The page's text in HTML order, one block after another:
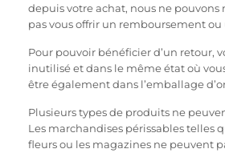
depuis votre achat, nous ne
pas vous offrir un remboursement ou
Pour pouvoir bénéficier d’un retour,
inutilisé et dans le même état où
être également dans l’emballage
Plusieurs types de produits ne
Les marchandises périssables telles
fleurs ou les magazines ne peuvent